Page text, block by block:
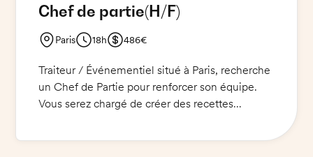
Chef de partie(H/F)
Paris 18h 486€
Traiteur / Événementiel situé à Paris, recherche
un Chef de Partie pour renforcer son équipe.
Vous serez chargé de créer des recettes
pour des événements et des réceptions. Vous